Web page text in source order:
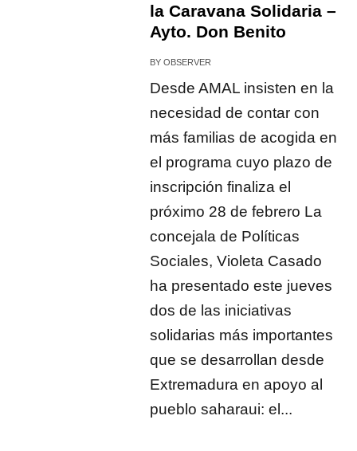
la Caravana Solidaria –
Ayto. Don Benito
BYOBSERVER
Desde AMAL insisten en la
necesidad de contar con
más familias de acogida en
el programa cuyo plazo de
inscripción finaliza el
próximo 28 de febrero La
concejala de Políticas
Sociales, Violeta Casado
ha presentado este jueves
dos de las iniciativas
solidarias más importantes
que se desarrollan desde
Extremadura en apoyo al
pueblo saharaui: el...